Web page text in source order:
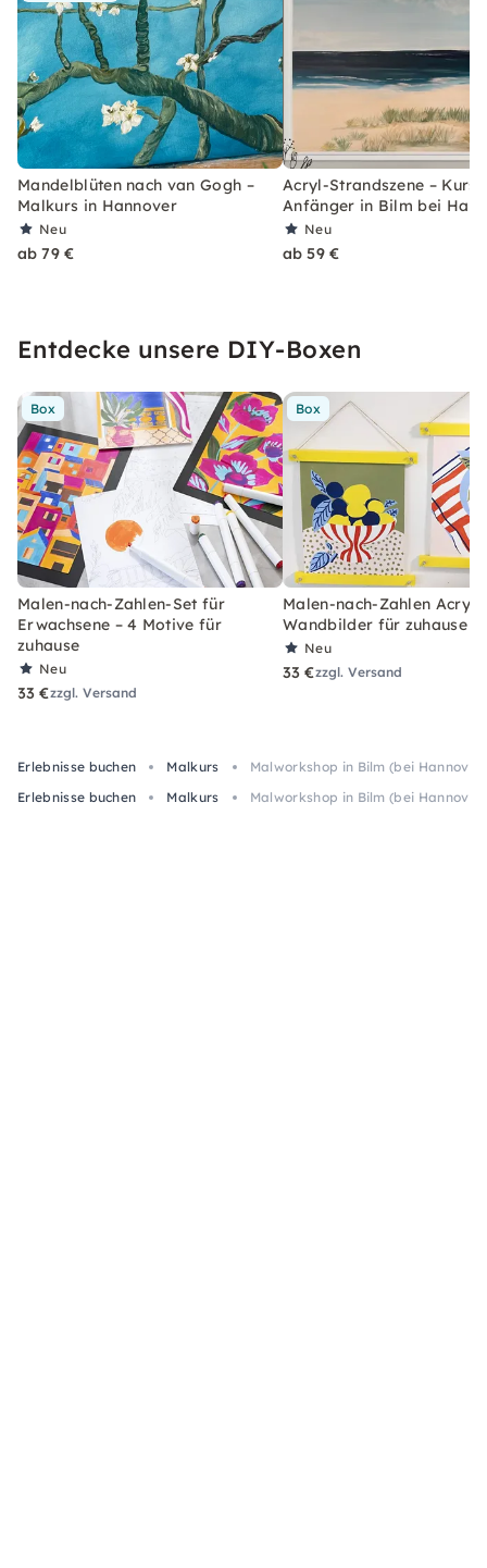
Mandelblüten nach van Gogh –
Malkurs in Hannover
Neu
ab 79 €
Acryl-Strandszene – Kurs
Anfänger in Bilm bei
Neu
ab 59 €
Entdecke unsere DIY-Boxen
Box
Malen-nach-Zahlen-Set für
Erwachsene – 4 Motive für
zuhause
Neu
33 €zzgl. Versand
Box
Malen-nach-Zahlen Acryl-
Wandbilder für zuhause
Neu
33 €zzgl. Versand
Erlebnisse buchen Malkurs
Malworkshop in Bilm (bei
Erlebnisse buchen
Malkurs Malworkshop in Bilm (bei